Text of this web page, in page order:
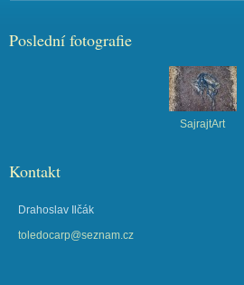
Poslední fotografie
SajrajtArt
Kontakt
Drahoslav Ilčák
toledocarp@seznam.cz